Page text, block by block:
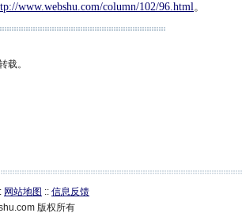
www.webshu.com/column/102/96.html。
载。
网站地图 :: 信息反馈
版权所有